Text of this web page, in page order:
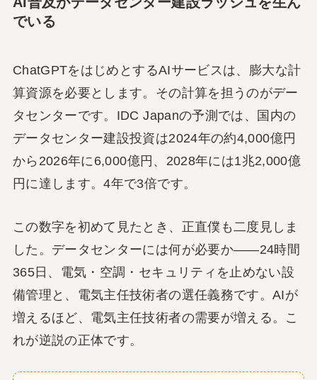
でいる
ChatGPTをはじめとするAIサービスは、膨大な計
算資源を必要とします。その計算を担うのがデー
タセンターです。IDC Japanの予測では、国内の
データセンター建設投資は2024年の約4,000億円
から2026年に6,000億円、2028年には1兆2,000億
円に達します。4年で3倍です。
この数字を初めて見たとき、正直僕も二度見しま
した。データセンターには何が必要か——24時間
365日、電気・空調・セキュリティを止めない設
備管理と、電気主任技術者の選任義務です。AIが
増えるほど、電気主任技術者の需要が増える。こ
れが逆説の正体です。